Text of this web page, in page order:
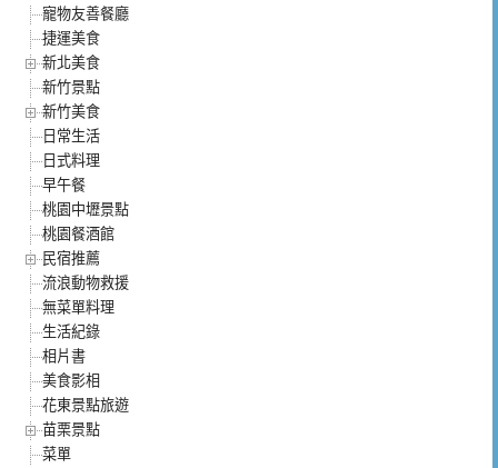
寵物友善餐廳
捷運美食
新北美食
新竹景點
新竹美食
日常生活
日式料理
早午餐
桃園中壢景點
桃園餐酒館
民宿推薦
流浪動物救援
無菜單料理
生活紀錄
相片書
美食影相
花東景點旅遊
苗栗景點
菜單